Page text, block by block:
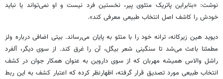
نوشت: «بنابراین پاتریک متئوی پیر، نخستین فرد نیست و او نمی‌تواند یا نباید
خودش را کاشف اصل انتخاب طبیعی معرفی کند».
دیوید هین زیرکانه، ترانه خود را با متئو به پایان می‌رساند. بیتی اضافی درباره ولز
مطمئنا باعث می‌شد تا سنگینی شعر بیگل، آن را غرق کند. از سوی دیگر، آلفرد
راشل والاس همیشه مهربان که از سوی داروین به عنوان همکار جوان در کشف
انتخاب طبیعی مورد تصدیق قرار گرفته، اظهارنظر کرده که اعتبار کشف به این ربط